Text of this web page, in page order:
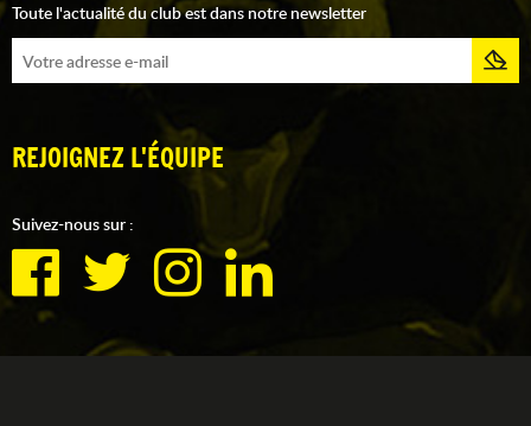
Toute l'actualité du club est dans notre newsletter
REJOIGNEZ L'ÉQUIPE
Suivez-nous sur :